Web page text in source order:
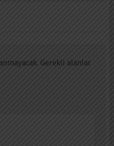
Gerekli alanlar